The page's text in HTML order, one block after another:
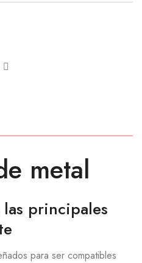
Pinterest
metal
principales
para ser compatibles